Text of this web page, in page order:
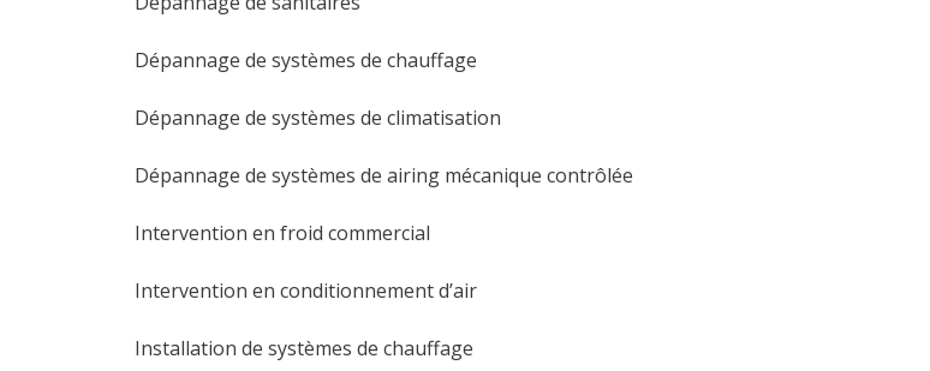
Dépannage de systèmes de chauffage
Dépannage de systèmes de climatisation
Dépannage de systèmes de airing mécanique contrôlée
Intervention en froid commercial
Intervention en conditionnement d’air
Installation de systèmes de chauffage